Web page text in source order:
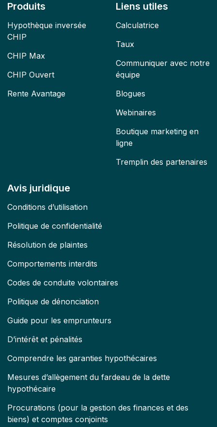
Produits
Hypothèque inversée
CHIP
CHIP Max
CHIP Ouvert
Rente Avantage
Liens utiles
Calculatrice
Taux
Communiquer avec notre
équipe
Blogues
Webinaires
Boutique marketing en
ligne
Tremplin des partenaires
Avis juridique
Conditions d’utilisation
Politique de confidentialité
Résolution de plaintes
Comportements interdits
Codes de conduite volontaires
Politique de dénonciation
Guide pour les emprunteurs
D’intérêt et pénalités
Comprendre les garanties hypothécaires
Mesures d’allègement du fardeau de la dette
hypothécaire
Procurations (pour la gestion des finances et des
biens) et comptes conjoints